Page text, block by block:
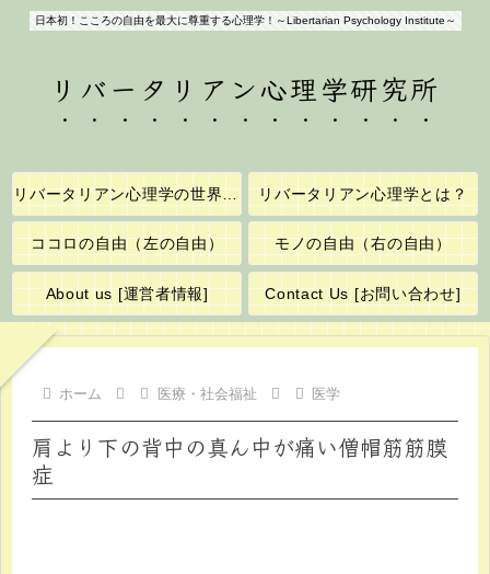
日本初！こころの自由を最大に尊重する心理学！～Libertarian Psychology Institute～
リバータリアン心理学研究所
リバータリアン心理学の世界へようこそ！ リバータリアン心理学とは？
ココロの自由（左の自由） モノの自由（右の自由）
About us [運営者情報] Contact Us [お問い合わせ]
ホーム 医療・社会福祉 医学
肩より下の背中の真ん中が痛い僧帽筋筋膜
症